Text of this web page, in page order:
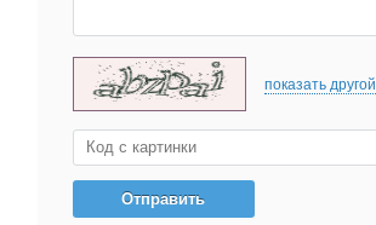
показать другой